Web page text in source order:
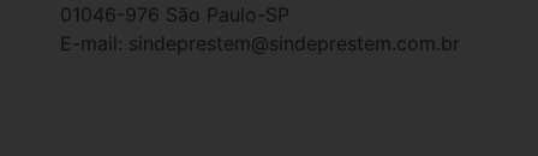
01046-976 São Paulo-SP
E-mail: sindeprestem@sindeprestem.com.br